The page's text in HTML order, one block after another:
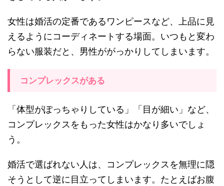
女性は婚活の定番であるワンピースなど、上品に見
えるようにコーディネートする場面。いつもと変わ
らない服装だと、男性ががっかりしてしまいます。
コンプレックスがある
「体型がぽっちゃりしている」「目が細い」など、
コンプレックスをもった女性はかなり多いでしょ
う。
婚活で選ばれない人は、コンプレックスを無理に隠
そうとして逆に目立ってしまいます。たとえばお腹